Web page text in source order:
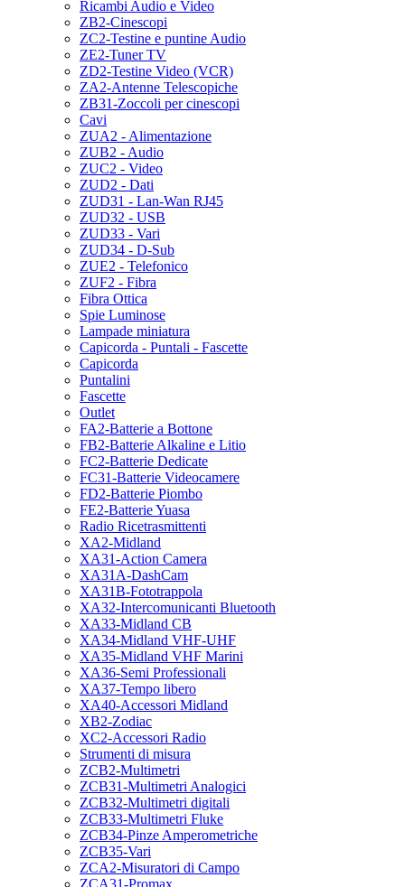
Ricambi Audio e Video
ZB2-Cinescopi
ZC2-Testine e puntine Audio
ZE2-Tuner TV
ZD2-Testine Video (VCR)
ZA2-Antenne Telescopiche
ZB31-Zoccoli per cinescopi
Cavi
ZUA2 - Alimentazione
ZUB2 - Audio
ZUC2 - Video
ZUD2 - Dati
ZUD31 - Lan-Wan RJ45
ZUD32 - USB
ZUD33 - Vari
ZUD34 - D-Sub
ZUE2 - Telefonico
ZUF2 - Fibra
Fibra Ottica
Spie Luminose
Lampade miniatura
Capicorda - Puntali - Fascette
Capicorda
Puntalini
Fascette
Outlet
FA2-Batterie a Bottone
FB2-Batterie Alkaline e Litio
FC2-Batterie Dedicate
FC31-Batterie Videocamere
FD2-Batterie Piombo
FE2-Batterie Yuasa
Radio Ricetrasmittenti
XA2-Midland
XA31-Action Camera
XA31A-DashCam
XA31B-Fototrappola
XA32-Intercomunicanti Bluetooth
XA33-Midland CB
XA34-Midland VHF-UHF
XA35-Midland VHF Marini
XA36-Semi Professionali
XA37-Tempo libero
XA40-Accessori Midland
XB2-Zodiac
XC2-Accessori Radio
Strumenti di misura
ZCB2-Multimetri
ZCB31-Multimetri Analogici
ZCB32-Multimetri digitali
ZCB33-Multimetri Fluke
ZCB34-Pinze Amperometriche
ZCB35-Vari
ZCA2-Misuratori di Campo
ZCA31-Promax